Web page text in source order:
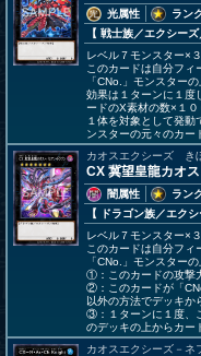
光属性
ラン
【 戦士族／エクシー
レベル７モンスター×
このカードは自分フ
「CNo.」モンスター
効果は１ターンに１度
ードのX素材の数×１
１体を対象として発
ンスターの元々のカー
カオスエクシーズ き
CX 冀望皇龍カオ
闇属性
ラン
【 ドラゴン族／エク
レベル７モンスター×
このカードは自分フ
「CNo.」モンスター
①：このカードの攻撃
②：このカードが「
以外の方法でデッキか
③：１ターンに１度、
のデッキの上からカー
カオスエクシーズ－ネ